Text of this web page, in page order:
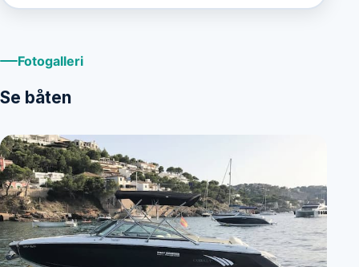
Fotogalleri
Se båten